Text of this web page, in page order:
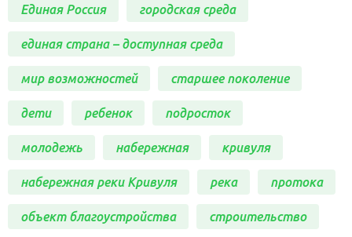
Единая Россия городская среда
единая страна – доступная среда
мир возможностей старшее поколение
дети ребенок подросток
молодежь набережная кривуля
набережная реки Кривуля река протока
объект благоустройства строительство